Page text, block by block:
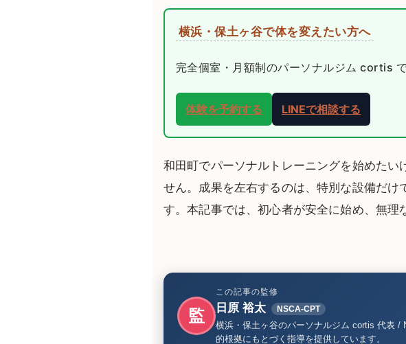
横浜・保土ヶ谷で体を変えたい方へ
完全個室・月額制のパーソナルジム cortis
体験を予約する LINEで相談する
和田町でパーソナルトレーニングを始めた
せん。成果を左右するのは、特別な設備だ
す。本記事では、初心者が安全に始め、無
監
この記事の監修
日原 裕太
NSCA-CPT
横浜・保土ヶ谷のパーソナルジム cortis 代表 /
的根拠にもとづく指導を提供しています。